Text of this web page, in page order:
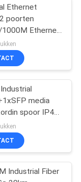
51
Ethernet
poorten
Ethernet
1 poort
SC Fiber
media
spoor IP40
Industrial Fiber